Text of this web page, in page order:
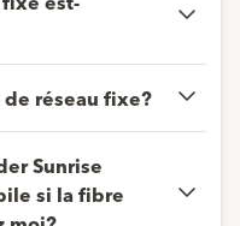
réseau fixe?
Sunrise
si la fibre